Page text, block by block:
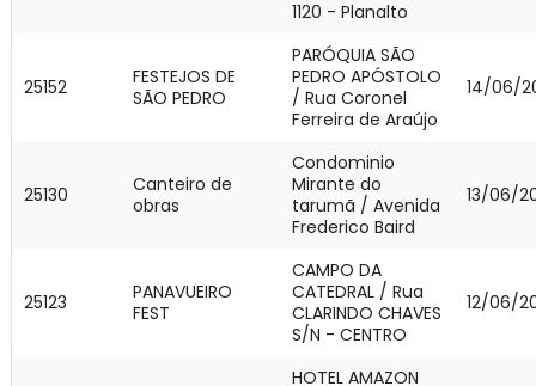
1120 - Planalto
25152
FESTEJOS DE
SÃO PEDRO
PARÓQUIA SÃO
PEDRO APÓSTOLO
/ Rua Coronel
Ferreira de Araújo
14/06/
25130
Canteiro de
obras
Condominio
Mirante do
tarumã / Avenida
Frederico Baird
13/06/
25123
PANAVUEIRO
FEST
CAMPO DA
CATEDRAL / Rua
CLARINDO CHAVES
S/N - CENTRO
12/06/
HOTEL AMAZON